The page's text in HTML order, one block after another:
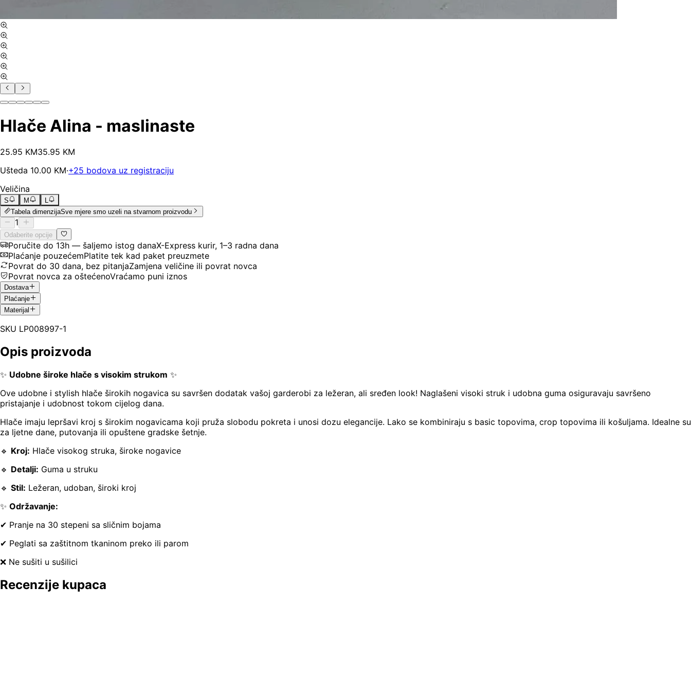
Hlače Alina - maslinaste
25.95 KM35.95 KM
Ušteda 10.00 KM·+25 bodova uz registraciju
Veličina
S M
L
Tabela dimenzijaSve mjere smo uzeli na stvarnom proizvodu
1
Odaberite opcije
Poručite do 13h — šaljemo istog danaX-Express kurir, 1–3 radna dana
Plaćanje pouzećemPlatite tek kad paket preuzmete
Povrat do 30 dana, bez pitanjaZamjena veličine ili povrat novca
Povrat novca za oštećenoVraćamo puni iznos
Dostava
Plaćanje
Materijal
SKU LP008997-1
Opis proizvoda
✨ Udobne široke hlače s visokim strukom ✨
Ove udobne i stylish hlače širokih nogavica su savršen dodatak vašoj garderobi za ležeran, ali sređen look! Naglašeni visoki struk i udobna guma osiguravaju savršeno
pristajanje i udobnost tokom cijelog dana.
Hlače imaju lepršavi kroj s širokim nogavicama koji pruža slobodu pokreta i unosi dozu elegancije. Lako se kombiniraju s basic topovima, crop topovima ili košuljama. Idealne su
za ljetne dane, putovanja ili opuštene gradske šetnje.
🔹 Kroj: Hlače visokog struka, široke nogavice
🔹 Detalji: Guma u struku
🔹 Stil: Ležeran, udoban, široki kroj
✨ Održavanje:
✔ Pranje na 30 stepeni sa sličnim bojama
✔ Peglati sa zaštitnom tkaninom preko ili parom
❌ Ne sušiti u sušilici
Recenzije kupaca